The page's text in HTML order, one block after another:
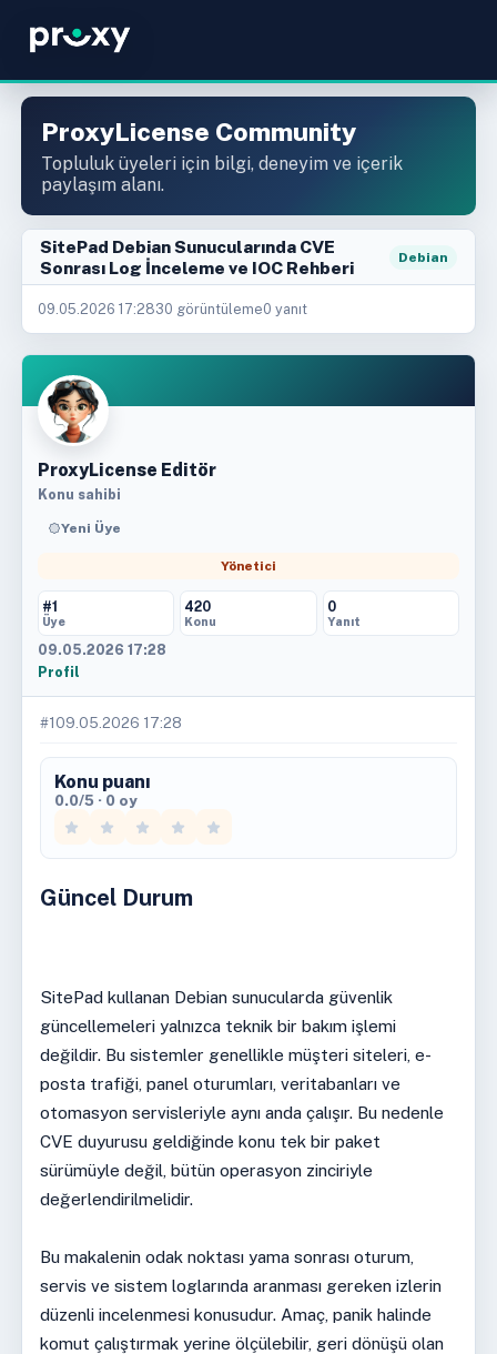
ProxyLicense Community
Topluluk üyeleri için bilgi, deneyim ve içerik
paylaşım alanı.
SitePad Debian Sunucularında CVE
Sonrası Log İnceleme ve IOC Rehberi
Debian
09.05.2026 17:2830 görüntüleme0 yanıt
ProxyLicense Editör
Konu sahibi
Yeni Üye
Yönetici
#1
Üye
420
Konu
0
Yanıt
09.05.2026 17:28
Profil
#1 09.05.2026 17:28
Konu puanı
0.0/5 · 0 oy
Güncel Durum
SitePad kullanan Debian sunucularda güvenlik
güncellemeleri yalnızca teknik bir bakım işlemi
değildir. Bu sistemler genellikle müşteri siteleri, e-
posta trafiği, panel oturumları, veritabanları ve
otomasyon servisleriyle aynı anda çalışır. Bu nedenle
CVE duyurusu geldiğinde konu tek bir paket
sürümüyle değil, bütün operasyon zinciriyle
değerlendirilmelidir.
Bu makalenin odak noktası yama sonrası oturum,
servis ve sistem loglarında aranması gereken izlerin
düzenli incelenmesi konusudur. Amaç, panik halinde
komut çalıştırmak yerine ölçülebilir, geri dönüşü olan